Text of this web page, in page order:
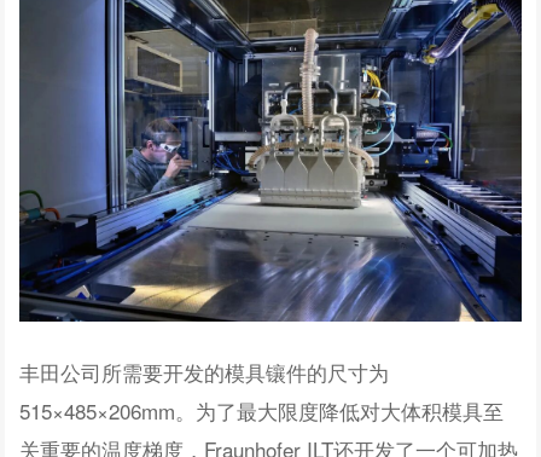
丰田公司所需要开发的模具镶件的尺寸为
515×485×206mm。为了最大限度降低对大体积模具至
关重要的温度梯度，Fraunhofer ILT还开发了一个可加热